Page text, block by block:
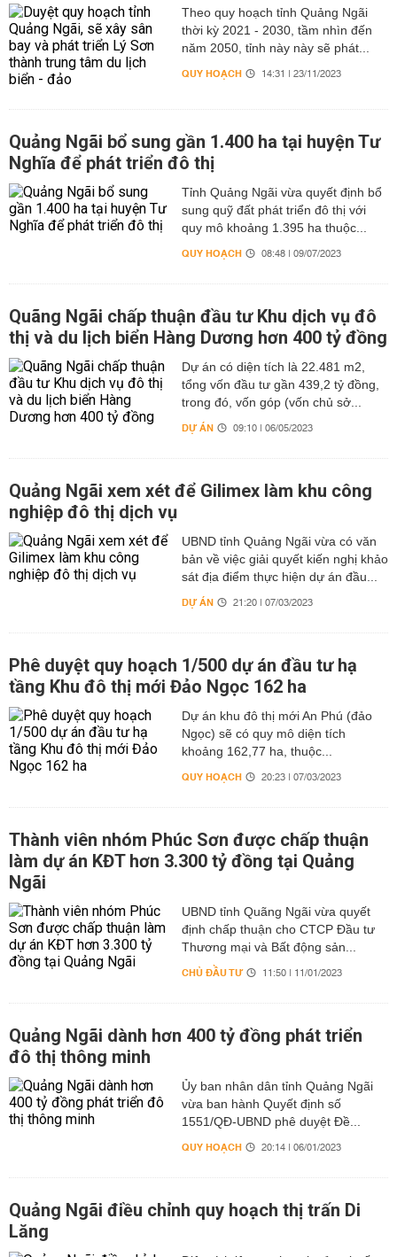
Theo quy hoạch tỉnh Quảng Ngãi
thời kỳ 2021 - 2030, tầm nhìn đến
năm 2050, tỉnh này này sẽ phát...
QUY HOẠCH 14:31 | 23/11/2023
Quảng Ngãi bổ sung gần 1.400 ha tại huyện Tư
Nghĩa để phát triển đô thị
Tỉnh Quảng Ngãi vừa quyết định bổ
sung quỹ đất phát triển đô thị với
quy mô khoảng 1.395 ha thuộc...
QUY HOẠCH 08:48 | 09/07/2023
Quãng Ngãi chấp thuận đầu tư Khu dịch vụ đô
thị và du lịch biển Hàng Dương hơn 400 tỷ đồng
Dự án có diện tích là 22.481 m2,
tổng vốn đầu tư gần 439,2 tỷ đồng,
trong đó, vốn góp (vốn chủ sở...
DỰ ÁN 09:10 | 06/05/2023
Quảng Ngãi xem xét để Gilimex làm khu công
nghiệp đô thị dịch vụ
UBND tỉnh Quảng Ngãi vừa có văn
bản về việc giải quyết kiến nghị khảo
sát địa điểm thực hiện dự án đầu...
DỰ ÁN 21:20 | 07/03/2023
Phê duyệt quy hoạch 1/500 dự án đầu tư hạ
tầng Khu đô thị mới Đảo Ngọc 162 ha
Dự án khu đô thị mới An Phú (đảo
Ngọc) sẽ có quy mô diện tích
khoảng 162,77 ha, thuộc...
QUY HOẠCH 20:23 | 07/03/2023
Thành viên nhóm Phúc Sơn được chấp thuận
làm dự án KĐT hơn 3.300 tỷ đồng tại Quảng
Ngãi
UBND tỉnh Quãng Ngãi vừa quyết
định chấp thuận cho CTCP Đầu tư
Thương mại và Bất động sản...
CHỦ ĐẦU TƯ 11:50 | 11/01/2023
Quảng Ngãi dành hơn 400 tỷ đồng phát triển
đô thị thông minh
Ủy ban nhân dân tỉnh Quảng Ngãi
vừa ban hành Quyết định số
1551/QĐ-UBND phê duyệt Đề...
QUY HOẠCH 20:14 | 06/01/2023
Quảng Ngãi điều chỉnh quy hoạch thị trấn Di
Lăng